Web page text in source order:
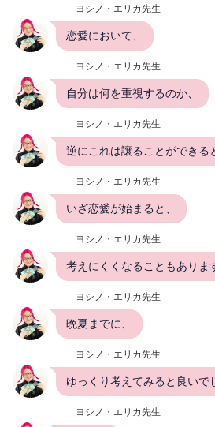
ヨシノ・エリカ先生
恋愛において、
ヨシノ・エリカ先生
自分は何を重視するのか、
ヨシノ・エリカ先生
逆にこれは譲ることができる
ヨシノ・エリカ先生
いざ恋愛が始まると、
ヨシノ・エリカ先生
考えにくくなることもありま
ヨシノ・エリカ先生
晩夏までに、
ヨシノ・エリカ先生
ゆっくり考えてみると良いで
ヨシノ・エリカ先生